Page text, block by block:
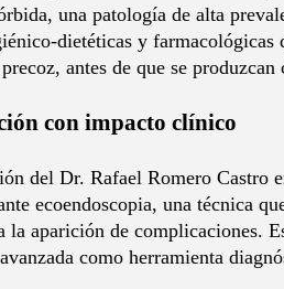
una patología de alta
dietéticas y farmacológicas
antes de que se
con impacto clínico
del Dr. Rafael Romero Castro
ecoendoscopia, una técnica
la aparición de complicaciones.
como herramienta